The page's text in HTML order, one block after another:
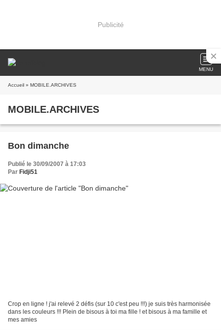
Publicité
MENU
Accueil » MOBILE.ARCHIVES
MOBILE.ARCHIVES
Bon dimanche
Publié le 30/09/2007 à 17:03
Par Fidji51
Crop en ligne ! j'ai relevé 2 défis (sur 10 c'est peu !!!) je suis très harmonisée
dans les couleurs !!! Plein de bisous à toi ma fille ! et bisous à ma famille et
mes amies